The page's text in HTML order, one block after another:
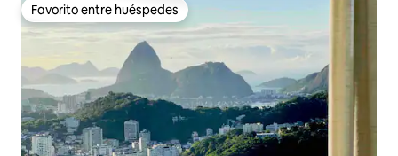
Favorito entre huéspedes
Favorito entre huéspedes